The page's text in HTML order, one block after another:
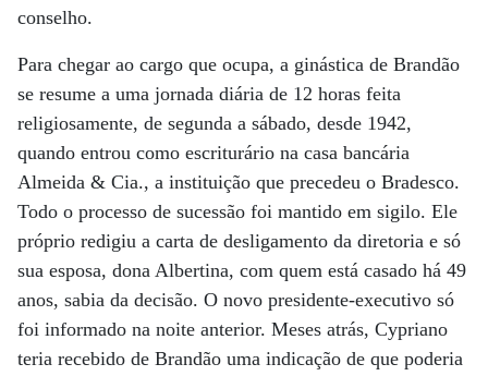
conselho.
Para chegar ao cargo que ocupa, a ginástica de Brandão
se resume a uma jornada diária de 12 horas feita
religiosamente, de segunda a sábado, desde 1942,
quando entrou como escriturário na casa bancária
Almeida & Cia., a instituição que precedeu o Bradesco.
Todo o processo de sucessão foi mantido em sigilo. Ele
próprio redigiu a carta de desligamento da diretoria e só
sua esposa, dona Albertina, com quem está casado há 49
anos, sabia da decisão. O novo presidente-executivo só
foi informado na noite anterior. Meses atrás, Cypriano
teria recebido de Brandão uma indicação de que poderia